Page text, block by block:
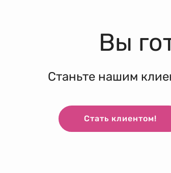
Вы
Станьте нашим
Стать клиентом!